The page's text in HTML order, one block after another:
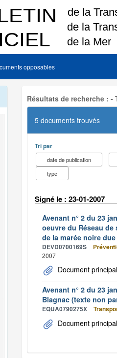
opposables
Résultats de recherche :
5 documents trouvés
Tri par
date de publication
type
Signé le : 23-01-2007
Avenant n° 2 du 23
oeuvre du Réseau
de la marée noire
DEVD0700169S
2007
Document principal
Avenant n° 2 du 23
Blagnac (texte non
EQUA0790275X
Document principal